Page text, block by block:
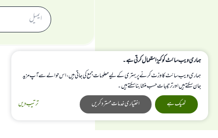
ہماری ویب سائٹ کوکیز استعمال کرتی ہے۔
ہماری ویب سائٹ کا وزٹ کرنے پر بہتری کے لیے معلومات جمع کی جاتی ہیں، اس حوالے سے آپ مزید
جان سکتے ہیں اور ترتیبات حسب منشا بنا سکتے ہیں۔
ترتیب دیں
اختیاری خدمات مسترد کریں ٹھیک ہے